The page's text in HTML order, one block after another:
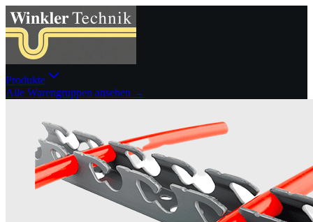
Produkte
Alle Warengruppen ansehen →